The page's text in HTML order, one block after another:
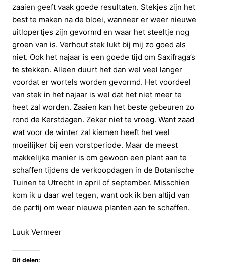
zaaien geeft vaak goede resultaten. Stekjes zijn het
best te maken na de bloei, wanneer er weer nieuwe
uitlopertjes zijn gevormd en waar het steeltje nog
groen van is. Verhout stek lukt bij mij zo goed als
niet. Ook het najaar is een goede tijd om Saxifraga’s
te stekken. Alleen duurt het dan wel veel langer
voordat er wortels worden gevormd. Het voordeel
van stek in het najaar is wel dat het niet meer te
heet zal worden. Zaaien kan het beste gebeuren zo
rond de Kerstdagen. Zeker niet te vroeg. Want zaad
wat voor de winter zal kiemen heeft het veel
moeilijker bij een vorstperiode. Maar de meest
makkelijke manier is om gewoon een plant aan te
schaffen tijdens de verkoopdagen in de Botanische
Tuinen te Utrecht in april of september. Misschien
kom ik u daar wel tegen, want ook ik ben altijd van
de partij om weer nieuwe planten aan te schaffen.
Luuk Vermeer
Dit delen: